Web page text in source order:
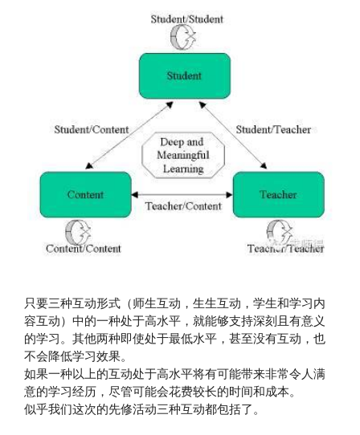
只要三种互动形式（师生互动，生生互动，学生和学习内
容互动）中的一种处于高水平，就能够支持深刻且有意义
的学习。其他两种即使处于最低水平，甚至没有互动，也
不会降低学习效果。
如果一种以上的互动处于高水平将有可能带来非常令人满
意的学习经历，尽管可能会花费较长的时间和成本。
似乎我们这次的先修活动三种互动都包括了。